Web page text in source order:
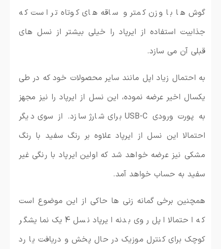
گوش ها با وزن کمتر و ساقه های کوتاه تر است که
جذابیت استفاده از ایرپاد را خیلی بیشتر از نسل های
قبلی آن می سازد.
به احتمال زیاد اپل مانند سایر محصولات خود که در طی
یکسال اخیر عرضه نموده، این نسل از ایرپاد را نیز مجهز
به پورت ورودی USB-C برای شارژ سازد. از سوی دیگر
احتمالا این نسل از ایرپاد علاوه بر رنگ سفید با رنگ
مشکی نیز عرضه خواهد شد که اولین ایرپاد با رنگی غیر
سفید به حساب خواهد آمد.
همچنین برخی گمانه زنی ها حاکی از این موضوع است
که احتمالا اپل روی بدنه ایرپاد نسل 4 یک نمایشگر
کوچک برای کنترل موزیک در حال پخش و دریافت یا رد